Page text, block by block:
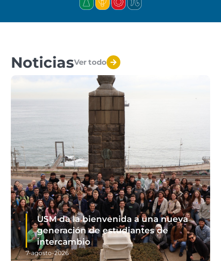
NoticiasVer todo
USM da la bienvenida a una nueva
generación de estudiantes de
intercambio
7-agosto-2026